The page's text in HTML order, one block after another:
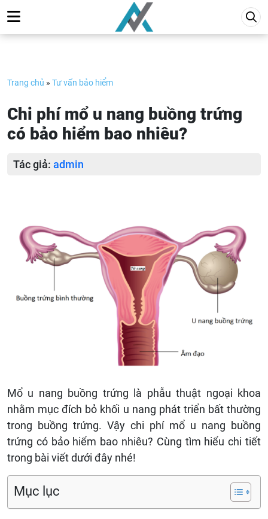
to
content
Trang chủ » Tư vấn bảo hiểm
Chi phí mổ u nang buồng trứng
có bảo hiểm bao nhiêu?
Tác giả: admin
Mổ u nang buồng trứng là phẫu thuật ngoại khoa
nhằm mục đích bỏ khối u nang phát triển bất thường
trong buồng trứng. Vậy chi phí mổ u nang buồng
trứng có bảo hiểm bao nhiêu? Cùng tìm hiểu chi tiết
trong bài viết dưới đây nhé!
Mục lục